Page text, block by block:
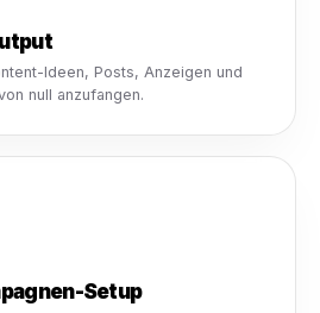
Bildunterschriften,
für mehrere Kunden